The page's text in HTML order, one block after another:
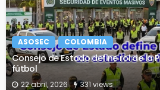
ASOSEC COLOMBIA
Consejo de Estado define rol de la
fútbol
22 abril, 2026 331 views